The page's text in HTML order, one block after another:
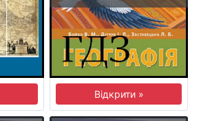
Відкрити »